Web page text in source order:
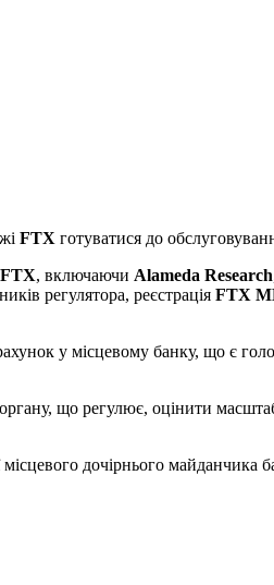
FTX готуватися до
FTX, включаючи Alameda Research
регулятора, реєстрація FTX
у місцевому банку, що є
що регулює, оцінити
дочірнього майданчика